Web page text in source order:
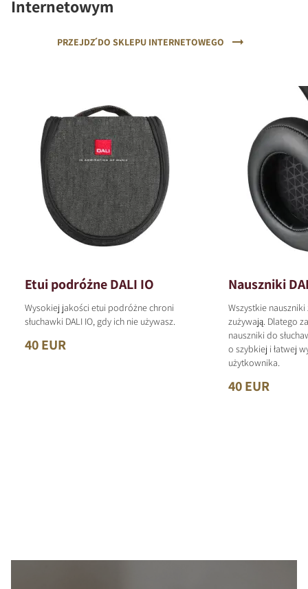
Internetowym
PRZEJDŹ DO SKLEPU INTERNETOWEGO
Etui podróżne DALI IO
Wysokiej jakości etui podróżne chroni
słuchawki DALI IO, gdy ich nie używasz.
40 EUR
Nauszniki
Wszystkie nauszniki
zużywają. Dlatego
nauszniki do
o szybkiej i łatwej
użytkownika.
40 EUR